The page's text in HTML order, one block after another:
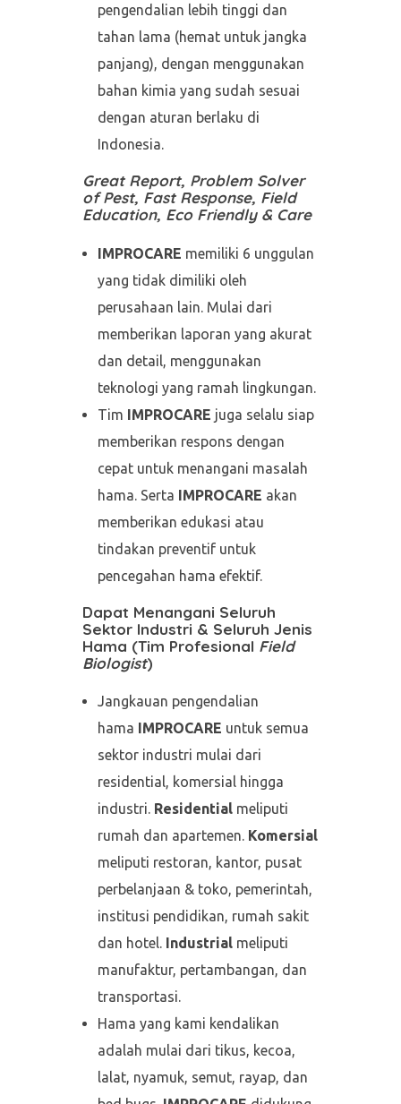
pengendalian lebih tinggi dan
tahan lama (hemat untuk jangka
panjang), dengan menggunakan
bahan kimia yang sudah sesuai
dengan aturan berlaku di
Indonesia.
Great Report, Problem Solver
of Pest, Fast Response, Field
Education, Eco Friendly & Care
IMPROCARE memiliki 6 unggulan
yang tidak dimiliki oleh
perusahaan lain. Mulai dari
memberikan laporan yang akurat
dan detail, menggunakan
teknologi yang ramah lingkungan.
Tim IMPROCARE juga selalu siap
memberikan respons dengan
cepat untuk menangani masalah
hama. Serta IMPROCARE akan
memberikan edukasi atau
tindakan preventif untuk
pencegahan hama efektif.
Dapat Menangani Seluruh
Sektor Industri & Seluruh Jenis
Hama (Tim Profesional Field
Biologist)
Jangkauan pengendalian
hama IMPROCARE untuk semua
sektor industri mulai dari
residential, komersial hingga
industri. Residential meliputi
rumah dan apartemen. Komersial
meliputi restoran, kantor, pusat
perbelanjaan & toko, pemerintah,
institusi pendidikan, rumah sakit
dan hotel. Industrial meliputi
manufaktur, pertambangan, dan
transportasi.
Hama yang kami kendalikan
adalah mulai dari tikus, kecoa,
lalat, nyamuk, semut, rayap, dan